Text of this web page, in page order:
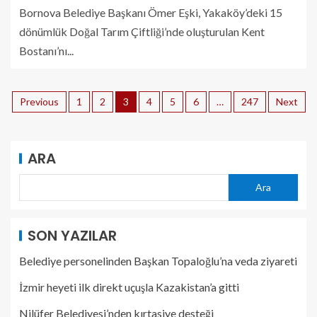
Bornova Belediye Başkanı Ömer Eşki, Yakaköy’deki 15
dönümlük Doğal Tarım Çiftliği’nde oluşturulan Kent
Bostanı’nı...
Previous 1 2 3 4 5 6 … 247 Next
ARA
Ara
SON YAZILAR
Belediye personelinden Başkan Topaloğlu’na veda ziyareti
İzmir heyeti ilk direkt uçuşla Kazakistan’a gitti
Nilüfer Belediyesi’nden kırtasiye desteği